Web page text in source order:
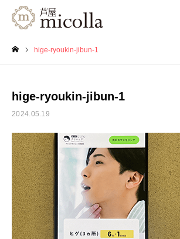
hige-ryoukin-jibun-1
hige-ryoukin-jibun-1
2024.05.19